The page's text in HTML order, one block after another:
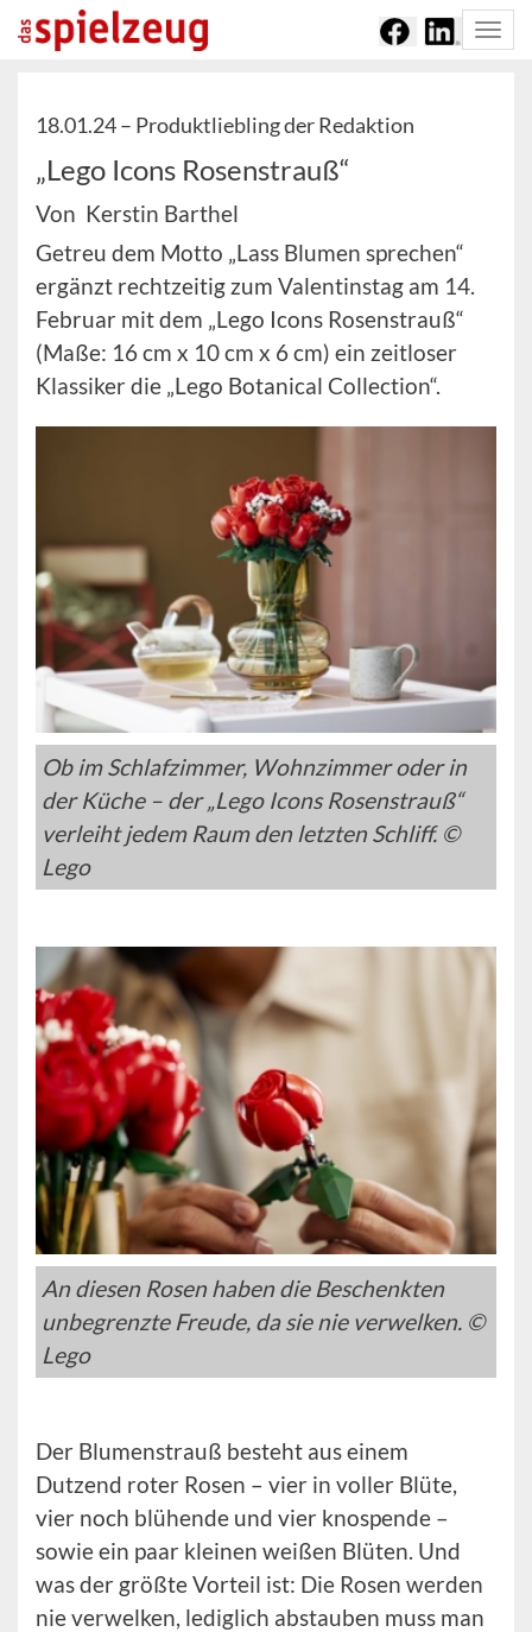
18.01.24 – Produktliebling der Redaktion
„Lego Icons Rosenstrauß“
Von Kerstin Barthel
Getreu dem Motto „Lass Blumen sprechen“
ergänzt rechtzeitig zum Valentinstag am 14.
Februar mit dem „Lego Icons Rosenstrauß“
(Maße: 16 cm x 10 cm x 6 cm) ein zeitloser
Klassiker die „Lego Botanical Collection“.
Ob im Schlafzimmer, Wohnzimmer oder in
der Küche – der „Lego Icons Rosenstrauß“
verleiht jedem Raum den letzten Schliff. ©
Lego
An diesen Rosen haben die Beschenkten
unbegrenzte Freude, da sie nie verwelken. ©
Lego
Der Blumenstrauß besteht aus einem
Dutzend roter Rosen – vier in voller Blüte,
vier noch blühende und vier knospende –
sowie ein paar kleinen weißen Blüten. Und
was der größte Vorteil ist: Die Rosen werden
nie verwelken, lediglich abstauben muss man